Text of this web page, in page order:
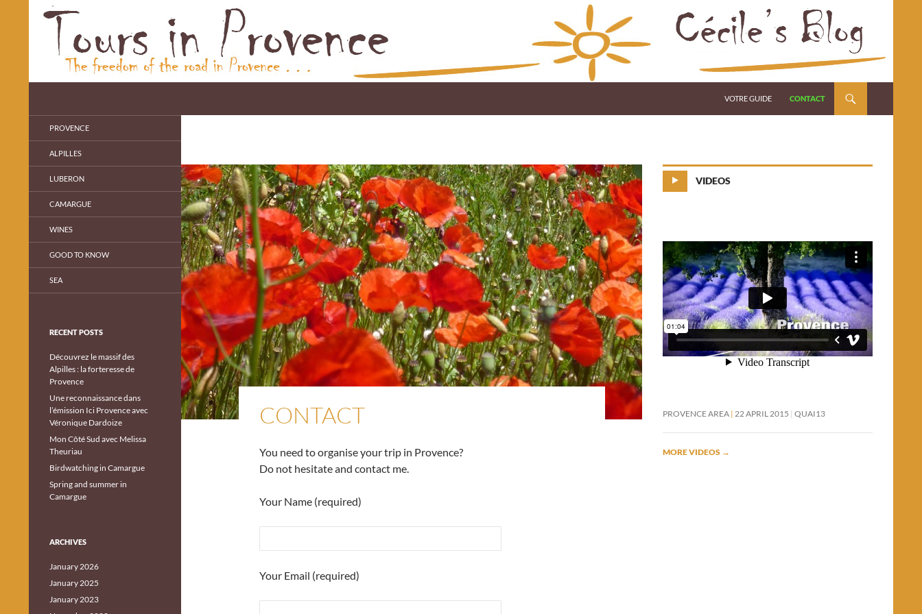
VOTRE GUIDE CONTACT
CONTACT
You need to organise your trip in Provence?
Do not hesitate and contact me.
Your Name (required)
Your Email (required)
VIDEOS
PROVENCE AREA 22 APRIL 2015 QUAI13
MORE VIDEOS →
PROVENCE
ALPILLES
LUBERON
CAMARGUE
WINES
GOOD TO KNOW
SEA
RECENT POSTS
Découvrez le massif des
Alpilles : la forteresse de
Provence
Une reconnaissance dans
l’émission Ici Provence avec
Véronique Dardoize
Mon Côté Sud avec Melissa
Theuriau
Birdwatching in Camargue
Spring and summer in
Camargue
ARCHIVES
January 2026
January 2025
January 2023